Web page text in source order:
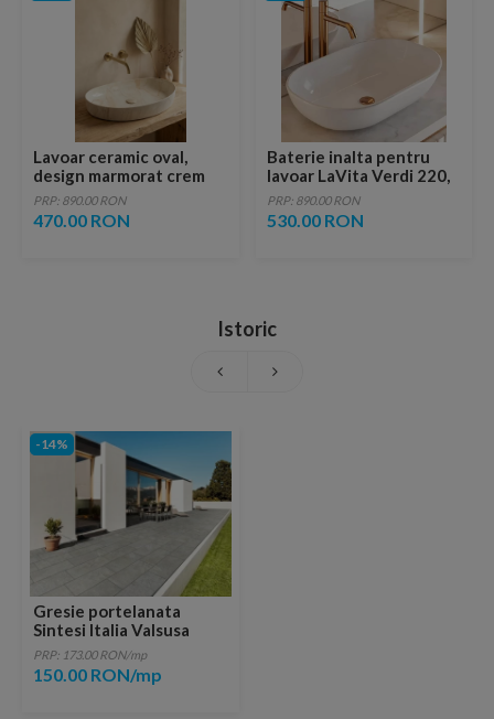
Lavoar ceramic oval,
design marmorat crem
lucios cu vene aurii,
ventil inclus
PRP: 890.00 RON
470.00 RON
Baterie inalta pentru
lavoar LaVita Verdi 220,
fara ventil, brushed
copper
PRP: 890.00 RON
530.00 RON
Istoric
-14%
Gresie portelanata
Sintesi Italia Valsusa
Grigio 60,4x30 cm
PRP: 173.00 RON/mp
150.00 RON/mp